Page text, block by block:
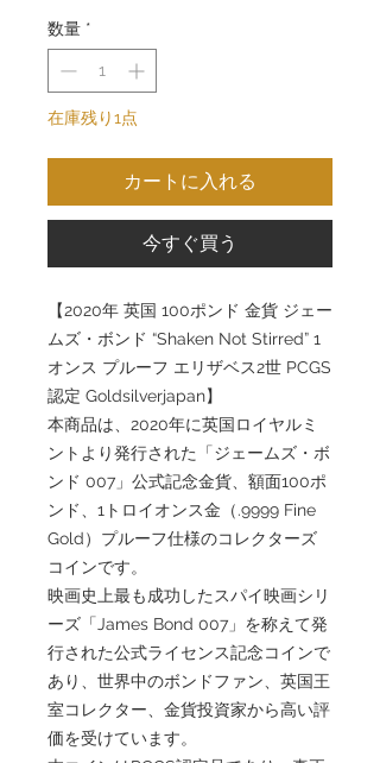
数量 *
在庫残り1点
カートに入れる
今すぐ買う
【2020年 英国 100ポンド 金貨 ジェー
ムズ・ボンド “Shaken Not Stirred” 1
オンス プルーフ エリザベス2世 PCGS
認定 Goldsilverjapan】
本商品は、2020年に英国ロイヤルミ
ントより発行された「ジェームズ・ボ
ンド 007」公式記念金貨、額面100ポ
ンド、1トロイオンス金（.9999 Fine
Gold）プルーフ仕様のコレクターズ
コインです。
映画史上最も成功したスパイ映画シリ
ーズ「James Bond 007」を称えて発
行された公式ライセンス記念コインで
あり、世界中のボンドファン、英国王
室コレクター、金貨投資家から高い評
価を受けています。